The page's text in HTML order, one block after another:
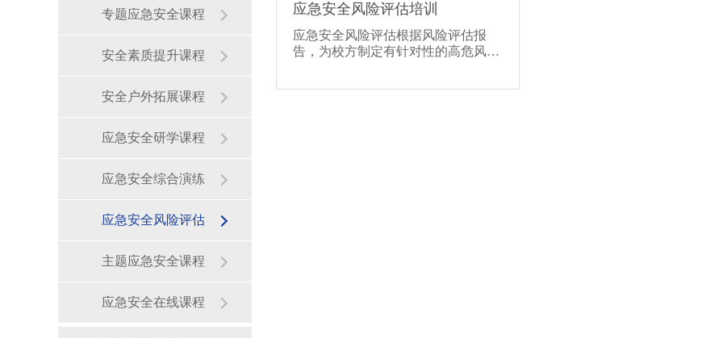
应急安全风险评估培训
应急安全风险评估根据风险评估报
告，为校方制定有针对性的高危风…
专题应急安全课程
安全素质提升课程
安全户外拓展课程
应急安全研学课程
应急安全综合演练
应急安全风险评估
主题应急安全课程
应急安全在线课程